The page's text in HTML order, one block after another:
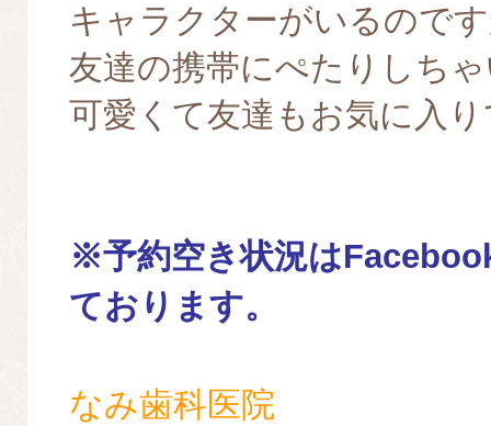
キャラクターがいるので
友達の携帯にぺたりしち
可愛くて友達もお気に入
※予約空き状況は
ております。
なみ歯科医院